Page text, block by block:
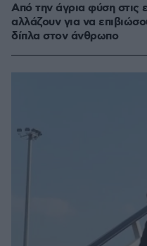
Από την άγρια φύση στις
αλλάζουν για να
δίπλα στον άνθρωπο